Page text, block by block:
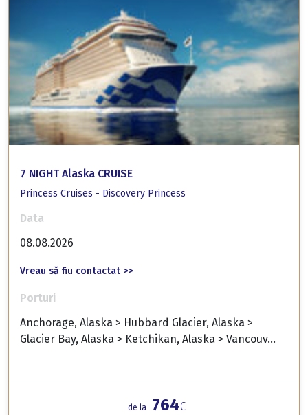
7 NIGHT Alaska CRUISE
Princess Cruises - Discovery Princess
Data
08.08.2026
Vreau să fiu contactat >>
Porturi
Anchorage, Alaska > Hubbard Glacier, Alaska >
Glacier Bay, Alaska > Ketchikan, Alaska > Vancouv...
de la 764€